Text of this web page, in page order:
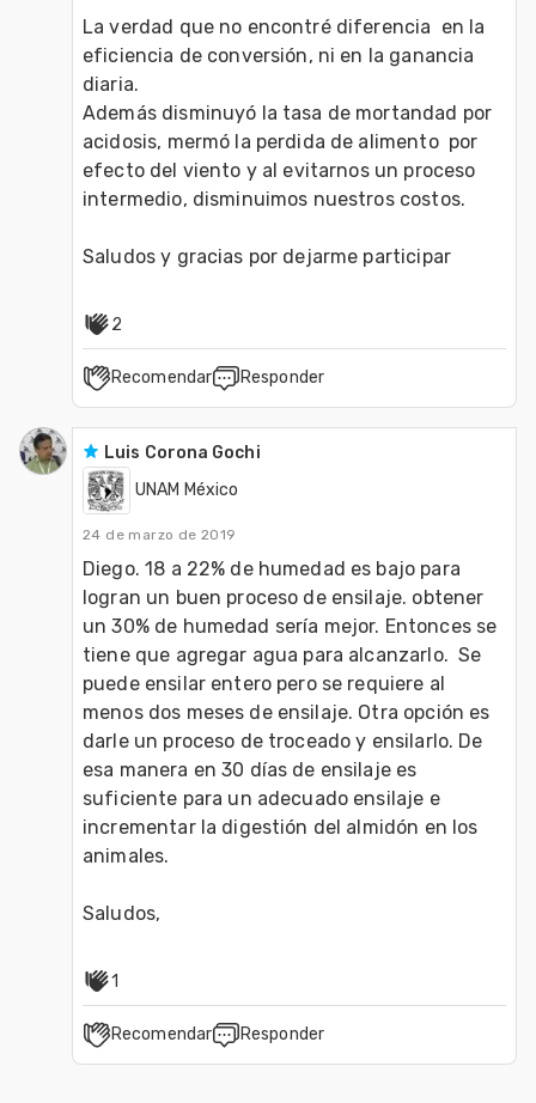
La verdad que no encontré diferencia  en la
eficiencia de conversión, ni en la ganancia
diaria.
Además disminuyó la tasa de mortandad por
acidosis, mermó la perdida de alimento  por
efecto del viento y al evitarnos un proceso
intermedio, disminuimos nuestros costos.
Saludos y gracias por dejarme participar
2
Recomendar Responder
Luis Corona Gochi
UNAM México
24 de marzo de 2019
Diego. 18 a 22% de humedad es bajo para
logran un buen proceso de ensilaje. obtener
un 30% de humedad sería mejor. Entonces se
tiene que agregar agua para alcanzarlo.  Se
puede ensilar entero pero se requiere al
menos dos meses de ensilaje. Otra opción es
darle un proceso de troceado y ensilarlo. De
esa manera en 30 días de ensilaje es
suficiente para un adecuado ensilaje e
incrementar la digestión del almidón en los
animales.
1
Recomendar Responder